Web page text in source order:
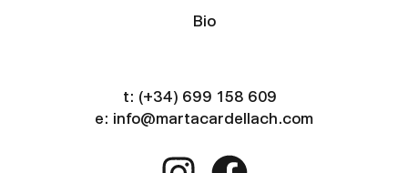
Bio
t: (+34) 699 158 609
e: info@martacardellach.com